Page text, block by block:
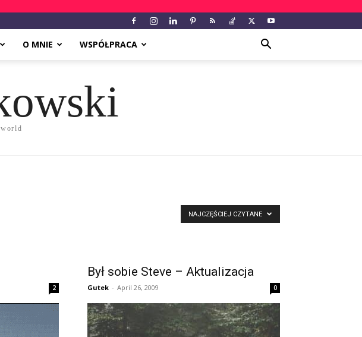
O MNIE WSPÓŁPRACA
NAJCZĘŚCIEJ CZYTANE
2
Był sobie Steve – Aktualizacja
Gutek - April 26, 2009 0